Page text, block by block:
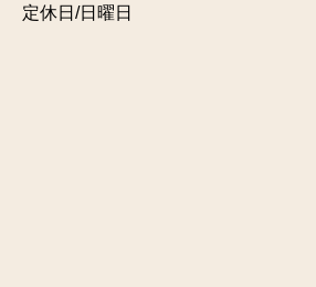
定休日/日曜日